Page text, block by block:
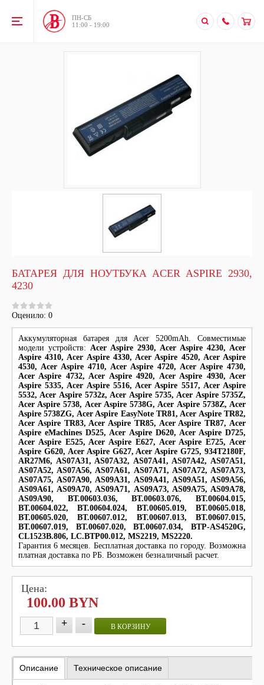
ПН-CБ
11:00 - 19:00
БАТАРЕЯ ДЛЯ НОУТБУКА ACER ASPIRE 2930,
4230
Оценило: 0
Аккумуляторная батарея для Acer 5200mAh. Совместимые
модели устройств: Acer Aspire 2930, Acer Aspire 4230, Acer
Aspire 4310, Acer Aspire 4330, Acer Aspire 4520, Acer Aspire
4530, Acer Aspire 4710, Acer Aspire 4720, Acer Aspire 4730,
Acer Aspire 4732, Acer Aspire 4920, Acer Aspire 4930, Acer
Aspire 5335, Acer Aspire 5516, Acer Aspire 5517, Acer Aspire
5532, Acer Aspire 5732z, Acer Aspire 5735, Acer Aspire 5735Z,
Acer Aspire 5738, Acer Aspire 5738G, Acer Aspire 5738Z, Acer
Aspire 5738ZG, Acer Aspire EasyNote TR81, Acer Aspire TR82,
Acer Aspire TR83, Acer Aspire TR85, Acer Aspire TR87, Acer
Aspire eMachines D525, Acer Aspire D620, Acer Aspire D725,
Acer Aspire E525, Acer Aspire E627, Acer Aspire E725, Acer
Aspire G620, Acer Aspire G627, Acer Aspire G725, 934T2180F,
AR27M6, AS07A31, AS07A32, AS07A41, AS07A42, AS07A51,
AS07A52, AS07A56, AS07A61, AS07A71, AS07A72, AS07A73,
AS07A75, AS07A90, AS09A31, AS09A41, AS09A51, AS09A56,
AS09A61, AS09A70, AS09A71, AS09A73, AS09A75, AS09A78,
AS09A90, BT.00603.036, BT.00603.076, BT.00604.015,
BT.00604.022, BT.00604.024, BT.00605.019, BT.00605.018,
BT.00605.020, BT.00607.012, BT.00607.013, BT.00607.015,
BT.00607.019, BT.00607.020, BT.00607.034, BTP-AS4520G,
CL1523B.806, LC.BTP00.012, MS2219, MS2220.
Гарантия 6 месяцев. Бесплатная доставка по городу. Возможна
платная доставка по РБ. Возможен безналичный расчет.
Цена:
100.00 BYN
+ - В КОРЗИНУ
Описание Техническое описание